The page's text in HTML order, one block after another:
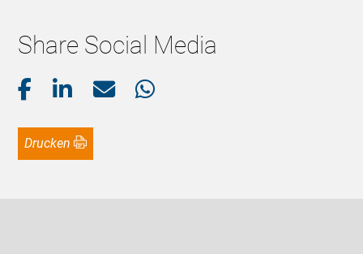
Share Social Media
Drucken